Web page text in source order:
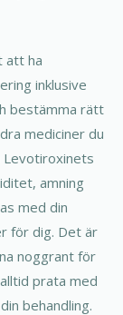
att ha
inklusive
bestämma rätt
mediciner du
Levotiroxinets
amning
med din
för dig. Det är
noggrant för
prata med
behandling.